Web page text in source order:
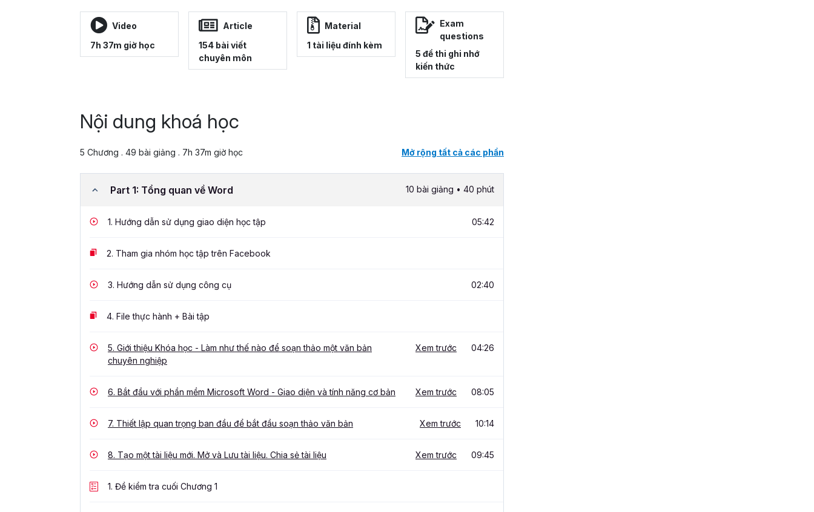
Video
7h 37m giờ học
Article
154 bài viết
chuyên môn
Material
1 tài liệu đính kèm
Exam
questions
5 đề thi ghi nhớ
kiến thức
Nội dung khoá học
5 Chương . 49 bài giảng . 7h 37m giờ học Mở rộng tất cả các phần
Part 1: Tổng quan về Word 10 bài giảng • 40 phút
1. Hướng dẫn sử dụng giao diện học tập 05:42
2. Tham gia nhóm học tập trên Facebook
3. Hướng dẫn sử dụng công cụ 02:40
4. File thực hành + Bài tập
5. Giới thiệu Khóa học - Làm như thế nào để soạn thảo một văn bản
chuyên nghiệp
Xem trước 04:26
6. Bắt đầu với phần mềm Microsoft Word - Giao diện và tính năng cơ bản Xem trước 08:05
7. Thiết lập quan trọng ban đầu để bắt đầu soạn thảo văn bản Xem trước 10:14
8. Tạo một tài liệu mới. Mở và Lưu tài liệu. Chia sẻ tài liệu Xem trước 09:45
1. Đề kiểm tra cuối Chương 1